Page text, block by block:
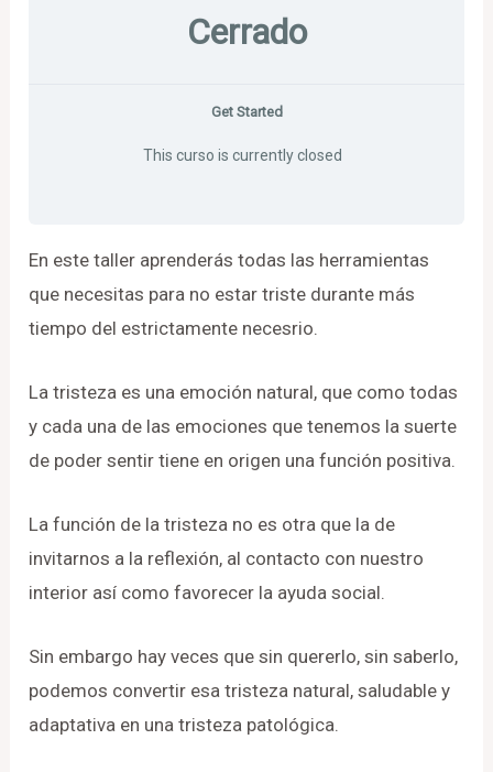
Cerrado
Get Started
This curso is currently closed
En este taller aprenderás todas las herramientas
que necesitas para no estar triste durante más
tiempo del estrictamente necesrio.
La tristeza es una emoción natural, que como todas
y cada una de las emociones que tenemos la suerte
de poder sentir tiene en origen una función positiva.
La función de la tristeza no es otra que la de
invitarnos a la reflexión, al contacto con nuestro
interior así como favorecer la ayuda social.
Sin embargo hay veces que sin quererlo, sin saberlo,
podemos convertir esa tristeza natural, saludable y
adaptativa en una tristeza patológica.